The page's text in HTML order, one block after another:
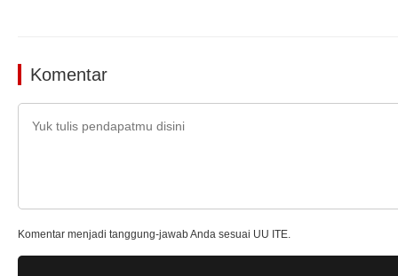
Komentar
Komentar menjadi tanggung-jawab Anda sesuai UU ITE.